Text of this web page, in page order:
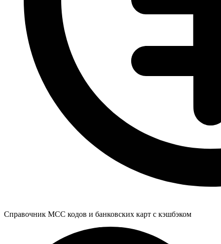
Справочник MCC кодов и банковских карт с кэшбэком